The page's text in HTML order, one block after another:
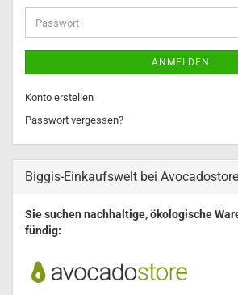
Adresse
Passwort
ANMELDEN
Konto erstellen
Passwort vergessen?
Biggis-Einkaufswelt bei Avocadostore
Sie suchen nachhaltige, ökologische
fündig: